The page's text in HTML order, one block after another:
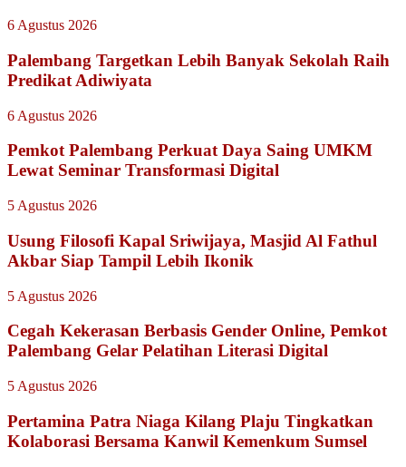
6 Agustus 2026
Palembang Targetkan Lebih Banyak Sekolah Raih
Predikat Adiwiyata
6 Agustus 2026
Pemkot Palembang Perkuat Daya Saing UMKM
Lewat Seminar Transformasi Digital
5 Agustus 2026
Usung Filosofi Kapal Sriwijaya, Masjid Al Fathul
Akbar Siap Tampil Lebih Ikonik
5 Agustus 2026
Cegah Kekerasan Berbasis Gender Online, Pemkot
Palembang Gelar Pelatihan Literasi Digital
5 Agustus 2026
Pertamina Patra Niaga Kilang Plaju Tingkatkan
Kolaborasi Bersama Kanwil Kemenkum Sumsel